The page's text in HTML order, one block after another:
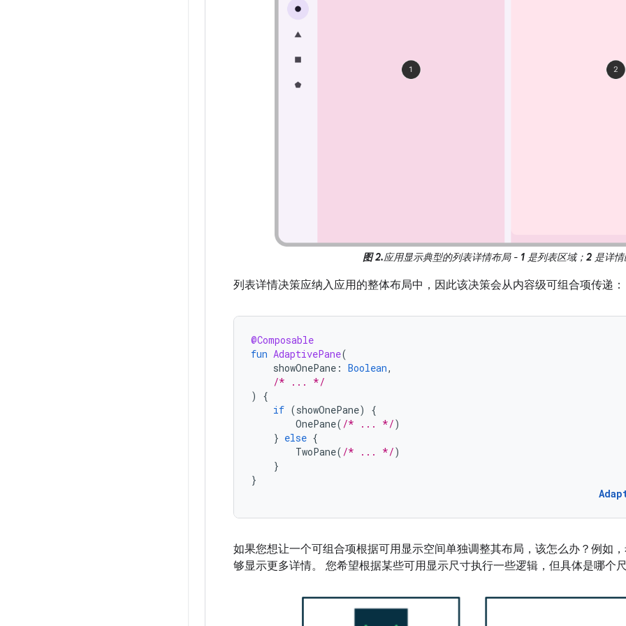
图 2.应用显示典型的列表详情布局 - 1是列表区域； 2是详情
列表详情决策应纳入应用的整体布局中，因此该决策会从内容级可组合项传递：
@Composable
fun AdaptivePane(
showOnePane : Boolean,
/* ... */
)
{
if (showOnePane)
{
OnePane( /* ... */)
} else {
TwoPane( /* ... */)
}
}
如果您想让一个可组合项根据可用显示空间单独调整其布局，该怎么办？例如
够显示更多详情。 您希望根据某些可用显示尺寸执行一些逻辑，但具体是哪个